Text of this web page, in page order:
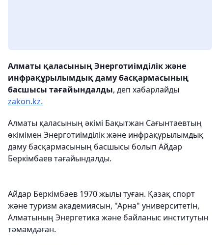
Алматы қаласының Энерготиімділік және
инфрақұрылымдық даму басқармасының
басшысы тағайындалды, деп хабарлайды
zakon.kz.
Алматы қаласының әкімі Бақытжан Сағынтаевтың
өкімімен Энерготиімділік және инфрақұрылымдық
даму басқармасының басшысы болып Айдар
Беркімбаев тағайындалды.
Айдар Беркімбаев 1970 жылы туған. Қазақ спорт
және туризм академиясын, "Арна" университетін,
Алматының Энергетика және байланыс институтын
тәмамдаған.